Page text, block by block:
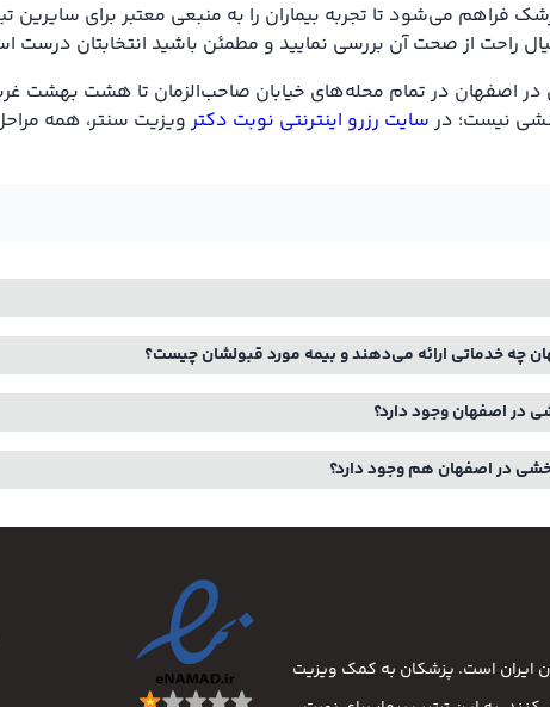
فراهم می‌شود تا تجربه بیماران را به منبعی معتبر برای
راحت از صحت آن بررسی نمایید و مطمئن باشید انتخابتان درست
در تمام محله‌های خیابان صاحب‌الزمان تا هشت بهشت
نیست؛ در سایت رزرو اینترنتی نوبت دکترویزیت سنتر، همه
خدماتی ارائه می‌دهند و بیمه مورد قبولشان چیست؟
در اصفهان وجود دارد؟
در اصفهان هم وجود دارد؟
ایران است. پزشکان به کمک ویزیت